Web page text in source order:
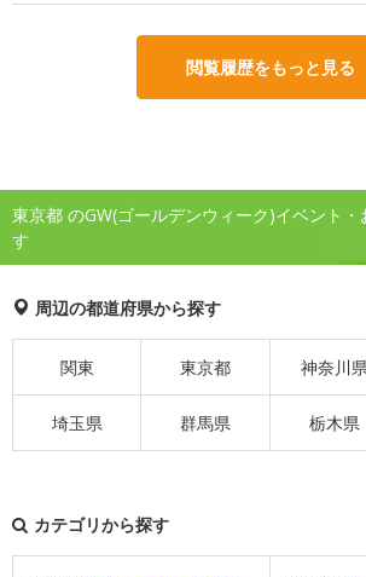
閲覧履歴をもっと見る
東京都 のGW(ゴールデンウィーク)イベント
す
周辺の都道府県から探す
関東 東京都 神奈川県
埼玉県 群馬県 栃木県
カテゴリから探す